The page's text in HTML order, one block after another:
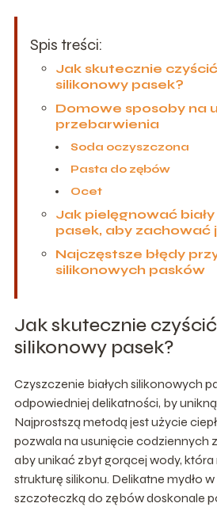
Spis treści:
Jak skutecznie czyścić
silikonowy pasek?
Domowe sposoby na
przebarwienia
Soda oczyszczona
Pasta do zębów
Ocet
Jak pielęgnować
pasek, aby zachować
Najczęstsze błędy
silikonowych pasków
Jak skutecznie czyścić
silikonowy pasek?
Czyszczenie białych silikonowych
odpowiedniej delikatności, by
Najprostszą metodą jest użycie
pozwala na usunięcie codziennych
aby unikać zbyt gorącej wody, która
strukturę silikonu. Delikatne mydło
szczoteczką do zębów doskonale